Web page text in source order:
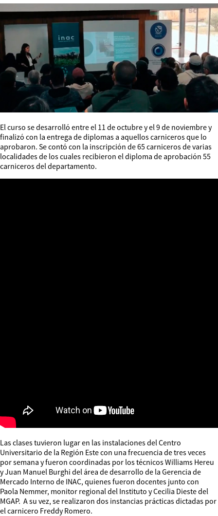
El curso se desarrolló entre el 11 de octubre y el 9 de noviembre y
finalizó con la entrega de diplomas a aquellos carniceros que lo
aprobaron. Se contó con la inscripción de 65 carniceros de varias
localidades de los cuales recibieron el diploma de aprobación 55
carniceros del departamento.
Las clases tuvieron lugar en las instalaciones del Centro
Universitario de la Región Este con una frecuencia de tres veces
por semana y fueron coordinadas por los técnicos Williams Hereu
y Juan Manuel Burghi del área de desarrollo de la Gerencia de
Mercado Interno de INAC, quienes fueron docentes junto con
Paola Nemmer, monitor regional del Instituto y Cecilia Dieste del
MGAP. A su vez, se realizaron dos instancias prácticas dictadas por
el carnicero Freddy Romero.